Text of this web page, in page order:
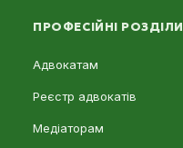
ПРОФЕСІЙНІ РОЗДІЛИ
Адвокатам
Реєстр адвокатів
Медіаторам